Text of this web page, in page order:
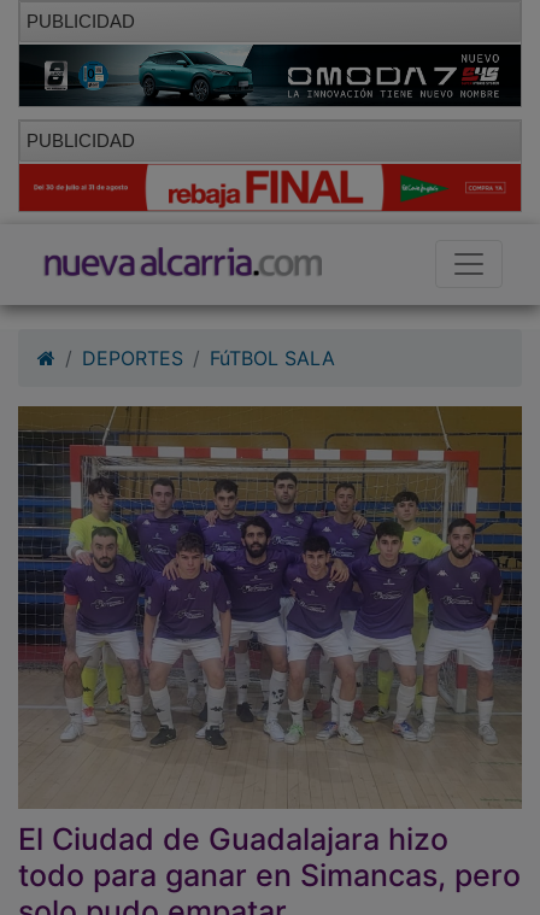
PUBLICIDAD
PUBLICIDAD
El Ciudad de Guadalajara hizo
todo para ganar en Simancas, pero
solo pudo empatar